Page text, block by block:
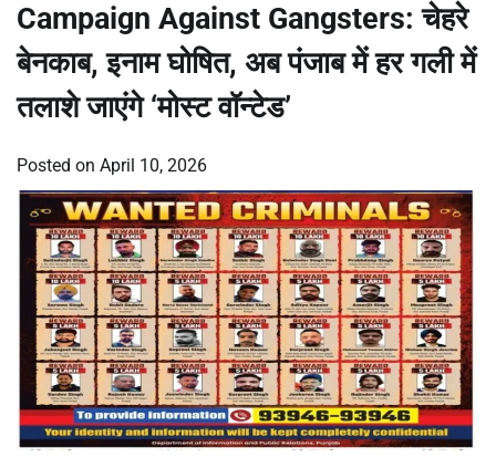
Campaign Against Gangsters: चेहरे
बेनकाब, इनाम घोषित, अब पंजाब में हर गली में
तलाशे जाएंगे ‘मोस्ट वॉन्टेड’
Posted on April 10, 2026